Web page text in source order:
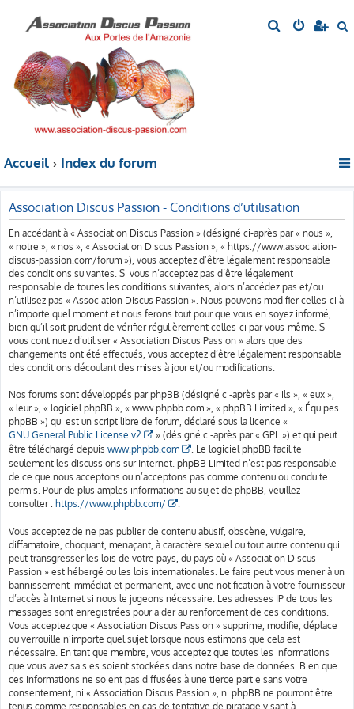
c
h
c
Accueil Index du forum
Association Discus Passion - Conditions d’utilisation
En accédant à « Association Discus Passion » (désigné ci-après par « nous »,
« notre », « nos », « Association Discus Passion », « https://www.association-
discus-passion.com/forum »), vous acceptez d’être légalement responsable
des conditions suivantes. Si vous n’acceptez pas d’être légalement
responsable de toutes les conditions suivantes, alors n’accédez pas et/ou
n’utilisez pas « Association Discus Passion ». Nous pouvons modifier celles-ci à
n’importe quel moment et nous ferons tout pour que vous en soyez informé,
bien qu’il soit prudent de vérifier régulièrement celles-ci par vous-même. Si
vous continuez d’utiliser « Association Discus Passion » alors que des
changements ont été effectués, vous acceptez d’être légalement responsable
des conditions découlant des mises à jour et/ou modifications.
Nos forums sont développés par phpBB (désigné ci-après par « ils », « eux »,
« leur », « logiciel phpBB », « www.phpbb.com », « phpBB Limited », « Équipes
phpBB ») qui est un script libre de forum, déclaré sous la licence «
GNU General Public License v2
» (désigné ci-après par « GPL ») et qui peut
être téléchargé depuis www.phpbb.com
. Le logiciel phpBB facilite
seulement les discussions sur Internet. phpBB Limited n’est pas responsable
de ce que nous acceptons ou n’acceptons pas comme contenu ou conduite
permis. Pour de plus amples informations au sujet de phpBB, veuillez
consulter : https://www.phpbb.com/ .
Vous acceptez de ne pas publier de contenu abusif, obscène, vulgaire,
diffamatoire, choquant, menaçant, à caractère sexuel ou tout autre contenu qui
peut transgresser les lois de votre pays, du pays où « Association Discus
Passion » est hébergé ou les lois internationales. Le faire peut vous mener à un
bannissement immédiat et permanent, avec une notification à votre fournisseur
d’accès à Internet si nous le jugeons nécessaire. Les adresses IP de tous les
messages sont enregistrées pour aider au renforcement de ces conditions.
Vous acceptez que « Association Discus Passion » supprime, modifie, déplace
ou verrouille n’importe quel sujet lorsque nous estimons que cela est
nécessaire. En tant que membre, vous acceptez que toutes les informations
que vous avez saisies soient stockées dans notre base de données. Bien que
ces informations ne soient pas diffusées à une tierce partie sans votre
consentement, ni « Association Discus Passion », ni phpBB ne pourront être
tenus comme responsables en cas de tentative de piratage visant à